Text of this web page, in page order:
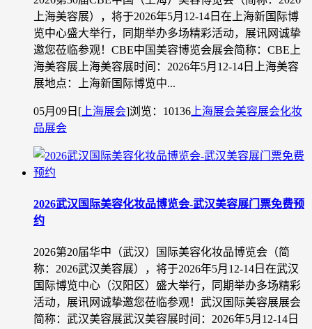
上海美容展），将于2026年5月12-14日在上海新国际博
览中心盛大举行，同期举办多场精彩活动，展讯网诚挚
邀您莅临参观！CBE中国美容博览会展会简称：CBE上
海美容展上海美容展时间：2026年5月12-14日上海美容
展地点：上海新国际博览中...
05月09日 [ 上海展会]浏览：10136 上海展会美容展会化妆
品展会
2026武汉国际美容化妆品博览会-武汉美容展门票免费预
约
2026第20届华中（武汉）国际美容化妆品博览会（简
称：2026武汉美容展），将于2026年5月12-14日在武汉
国际博览中心（汉阳区）盛大举行，同期举办多场精彩
活动，展讯网诚挚邀您莅临参观！武汉国际美容展展会
简称：武汉美容展武汉美容展时间：2026年5月12-14日